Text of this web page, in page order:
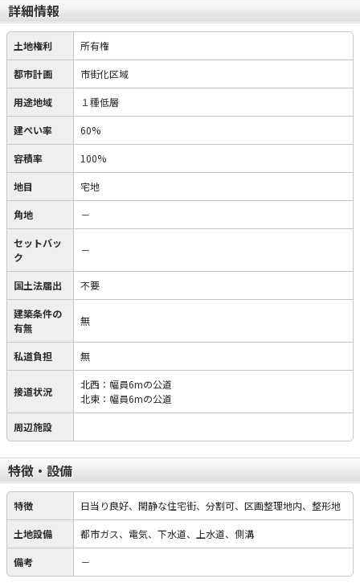
詳細情報
土地権利 所有権
都市計画 市街化区域
用途地域 １種低層
建ぺい率 60%
容積率 100%
地目 宅地
角地 －
セットバッ
ク
－
国土法届出 不要
建築条件の
有無
無
私道負担 無
接道状況
北西：幅員6mの公道
北東：幅員6mの公道
周辺施設
特徴・設備
特徴 日当り良好、閑静な住宅街、分割可、区画整理地内、整形地
土地設備 都市ガス、電気、下水道、上水道、側溝
備考 －